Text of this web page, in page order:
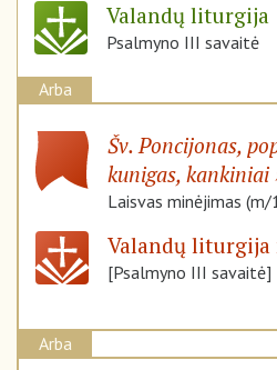
Valandų liturgija
Psalmyno III savaitė
Arba
Šv. Poncijonas,
kunigas, kankiniai
Laisvas minėjimas (m/
Valandų liturgija
[Psalmyno III savaitė]
Arba